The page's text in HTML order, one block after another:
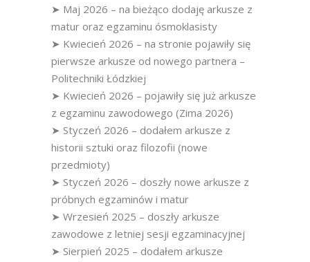
➤ Maj 2026 – na bieżąco dodaję arkusze z
matur oraz egzaminu ósmoklasisty
➤ Kwiecień 2026 – na stronie pojawiły się
pierwsze arkusze od nowego partnera –
Politechniki Łódzkiej
➤ Kwiecień 2026 – pojawiły się już arkusze
z egzaminu zawodowego (Zima 2026)
➤ Styczeń 2026 – dodałem arkusze z
historii sztuki oraz filozofii (nowe
przedmioty)
➤ Styczeń 2026 – doszły nowe arkusze z
próbnych egzaminów i matur
➤ Wrzesień 2025 – doszły arkusze
zawodowe z letniej sesji egzaminacyjnej
➤ Sierpień 2025 – dodałem arkusze